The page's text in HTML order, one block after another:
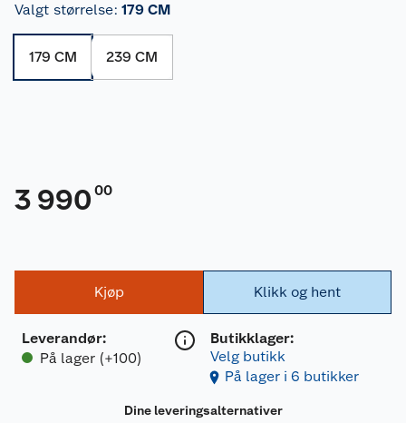
Valgt størrelse: 179 CM
179 CM 239 CM
3 990 00
Kjøp
Leverandør:
På lager (+100)
Klikk og hent
Butikklager:
Velg butikk
På lager i 6 butikker
Dine leveringsalternativer